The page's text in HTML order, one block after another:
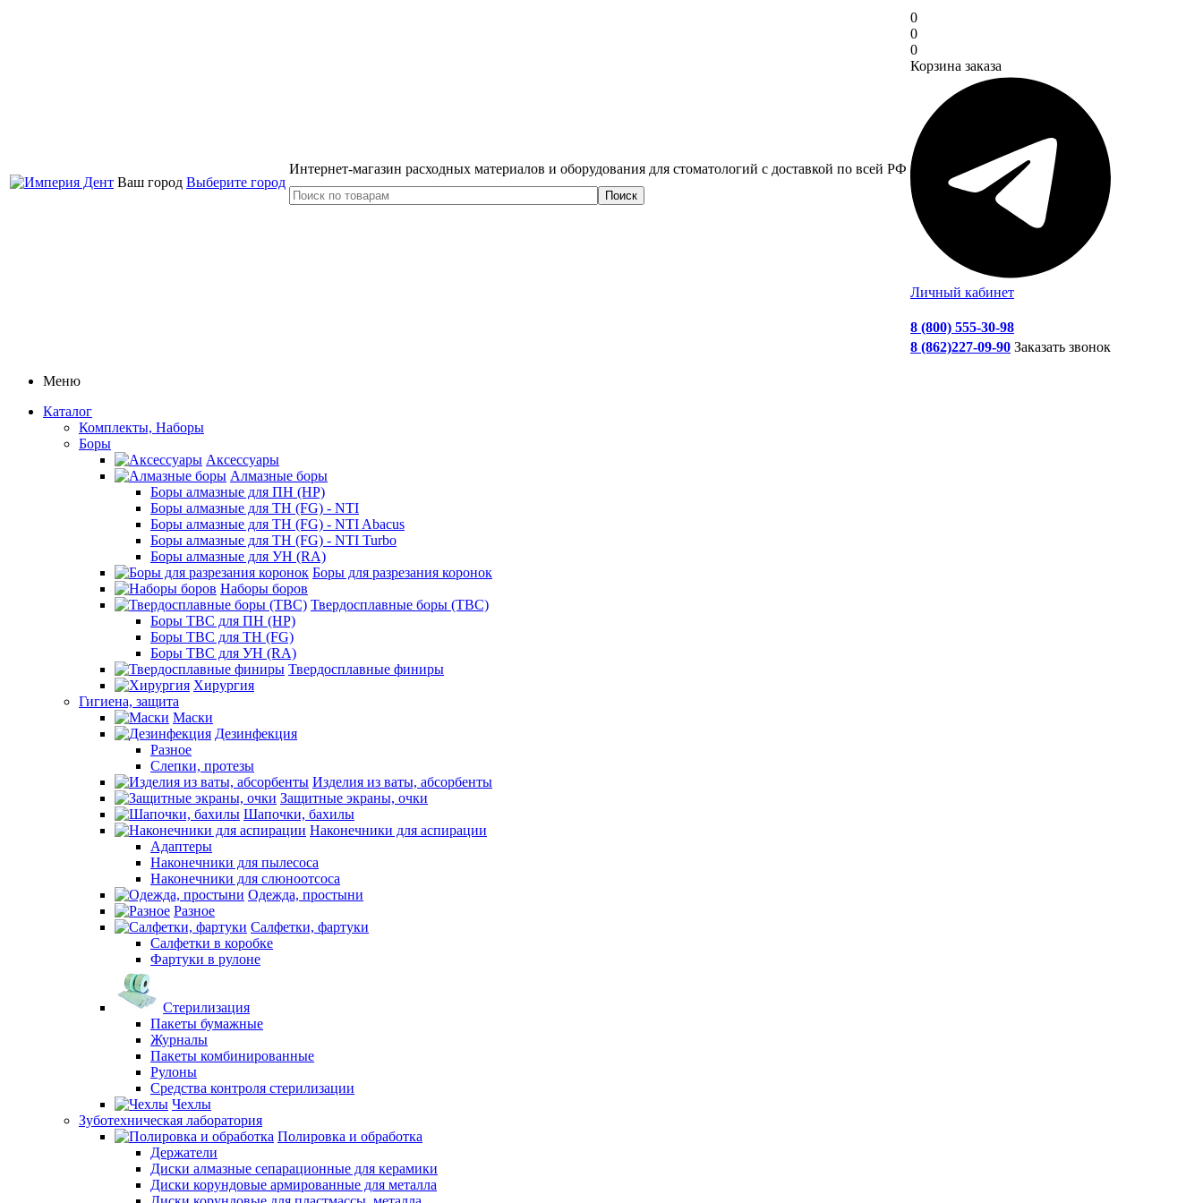
Ваш город Выберите город
Интернет-магазин расходных материалов и оборудования для стоматологий с доставкой по всей РФ
0
0
0
Корзина заказа
Личный кабинет
8 (800) 555-30-98
8 (862)227-09-90 Заказать звонок
Меню
Каталог
Комплекты, Наборы
Боры
Аксессуары
Алмазные боры
Боры алмазные для ПН (HP)
Боры алмазные для ТН (FG) - NTI
Боры алмазные для ТН (FG) - NTI Abacus
Боры алмазные для ТН (FG) - NTI Turbo
Боры алмазные для УН (RA)
Боры для разрезания коронок
Наборы боров
Твердосплавные боры (ТВС)
Боры ТВС для ПН (HP)
Боры ТВС для ТН (FG)
Боры ТВС для УН (RA)
Твердосплавные финиры
Хирургия
Гигиена, защита
Маски
Дезинфекция
Разное
Слепки, протезы
Изделия из ваты, абсорбенты
Защитные экраны, очки
Шапочки, бахилы
Наконечники для аспирации
Адаптеры
Наконечники для пылесоса
Наконечники для слюноотсоса
Одежда, простыни
Разное
Салфетки, фартуки
Салфетки в коробке
Фартуки в рулоне
Стерилизация
Пакеты бумажные
Журналы
Пакеты комбинированные
Рулоны
Средства контроля стерилизации
Чехлы
Зуботехническая лаборатория
Полировка и обработка
Держатели
Диски алмазные сепарационные для керамики
Диски корундовые армированные для металла